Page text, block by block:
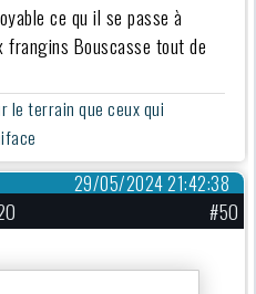
ce qu il se passe à
frangins Bouscasse tout de
le terrain que ceux qui
29/05/2024 21:42:38
#50